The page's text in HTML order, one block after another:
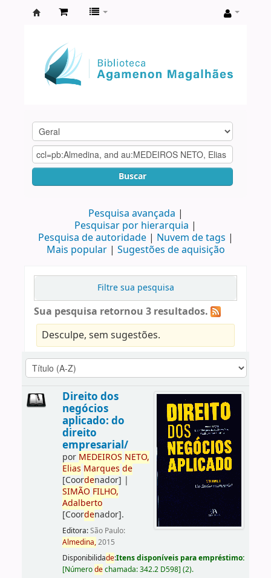
Agamenon
Magalhães
Buscar
Pesquisa avançada
Pesquisar por hierarquia
Pesquisa de autoridade
Nuvem de tags
Mais popular
Sugestões de aquisição
Filtre sua pesquisa
Sua pesquisa retornou 3 resultados.
Desculpe, sem sugestões.
Direito dos
negócios
aplicado: do
direito
empresarial/
por MEDEIROS NETO,
Elias Marques de
[Coordenador] |
SIMÃO FILHO,
Adalberto
[Coordenador].
Editora:São Paulo:
Almedina,2015
Disponibilidade:Itens disponíveis para empréstimo:
[Númerodechamada:342.2 D598] (2).